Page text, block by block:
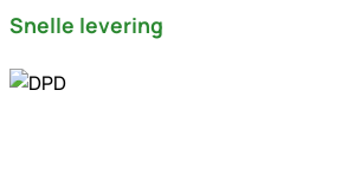
Snelle levering